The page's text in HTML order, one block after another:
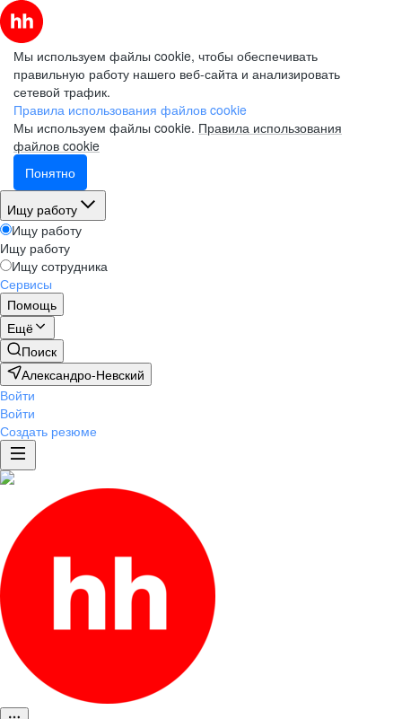
Мы используем файлы cookie, чтобы обеспечивать
правильную работу нашего веб-сайта и анализировать
сетевой трафик.
Правила использования файлов cookie
Мы используем файлы cookie. Правила использования
файлов cookie
Понятно
Ищу работу
Ищу работу
Ищу работу
Ищу сотрудника
Сервисы
Помощь
Ещё
Поиск
Александро-Невский
Войти
Войти
Создать резюме